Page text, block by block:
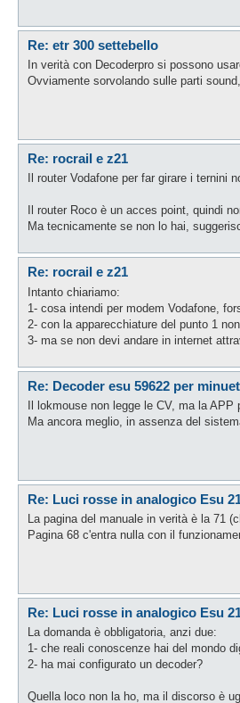
Re: etr 300 settebello
In verità con Decoderpro si possono
Ovviamente sorvolando sulle parti
Re: rocrail e z21
Il router Vodafone per far girare i
Il router Roco è un acces point, quindi
Ma tecnicamente se non lo hai,
Re: rocrail e z21
Intanto chiariamo:
1- cosa intendi per modem Vodafone,
2- con la apparecchiature del punto 1
3- ma se non devi andare in internet
Re: Decoder esu 59622 per
Il lokmouse non legge le CV, ma la
Ma ancora meglio, in assenza del
Re: Luci rosse in analogico Esu
La pagina del manuale in verità è la 71
Pagina 68 c'entra nulla con il
Re: Luci rosse in analogico Esu
La domanda è obbligatoria, anzi due:
1- che reali conoscenze hai del mondo
2- ha mai configurato un decoder?
Quella loco non la ho, ma il discorso è